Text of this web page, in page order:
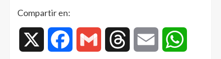
Compartir en:
Facebook Gmail Threads Email